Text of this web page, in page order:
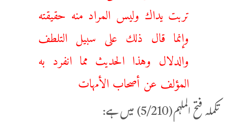
تربت يداك وليس المراد منه حقيقته
وإنما قال ذلك على سبيل التلطف
والدلال وهذا الحديث مما انفرد به
المؤلف عن أصحاب الأمهات
تکملہ فتح الملہم(5/210) میں ہے: